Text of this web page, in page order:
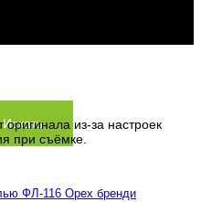
Искать
оригинала из-за настроек
при съёмке.
ФЛ-116 Орех бренди